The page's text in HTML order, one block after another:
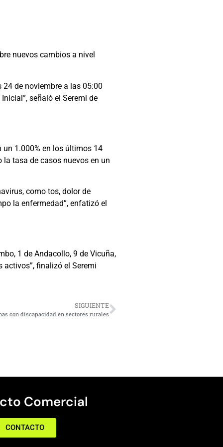
nuevos cambios a nivel
de noviembre a las 05:00
señaló el Seremi de
un 1.000% en los últimos 14
tasa de casos nuevos en un
como tos, dolor de
la enfermedad”, enfatizó el
1 de Andacollo, 9 de Vicuña,
finalizó el Seremi
SIGUIENTE
con discapacidad en sectores rurales
Comercial
CONTACTO